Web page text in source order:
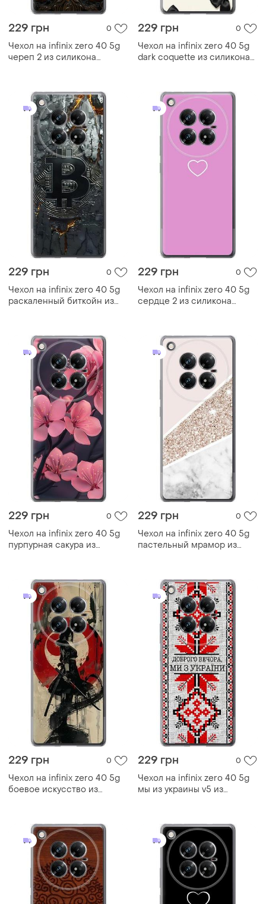
229 грн 0
Чехол на infinix zero 40 5g
череп 2 из силикона
229 грн 0
Чехол на infinix zero 40 5g
dark coquette из силикона
229 грн 0
Чехол на infinix zero 40 5g
раскаленный биткойн из
229 грн 0
Чехол на infinix zero 40 5g
сердце 2 из силикона
229 грн 0
Чехол на infinix zero 40 5g
пурпурная сакура из
229 грн 0
Чехол на infinix zero 40 5g
пастельный мрамор из
229 грн 0
Чехол на infinix zero 40 5g
боевое искусство из
229 грн 0
Чехол на infinix zero 40 5g
мы из украины v5 из